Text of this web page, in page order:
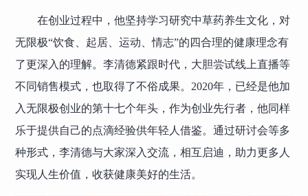
在创业过程中，他坚持学习研究中草药养生文化，对
无限极“饮食、起居、运动、情志”的四合理的健康理念有
了更深入的理解。李清德紧跟时代，大胆尝试线上直播等
不同销售模式，也取得了不俗成果。2020年，已经是他加
入无限极创业的第十七个年头，作为创业先行者，他同样
乐于提供自己的点滴经验供年轻人借鉴。通过研讨会等多
种形式，李清德与大家深入交流，相互启迪，助力更多人
实现人生价值，收获健康美好的生活。